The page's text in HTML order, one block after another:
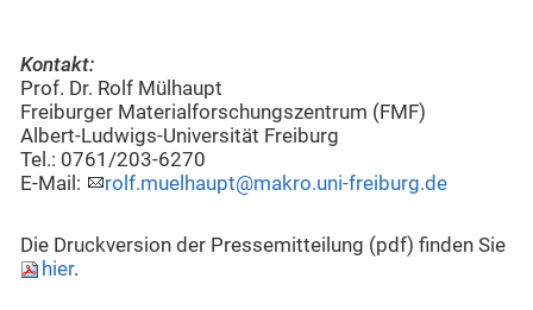
Kontakt:
Prof. Dr. Rolf Mülhaupt
Freiburger Materialforschungszentrum (FMF)
Albert-Ludwigs-Universität Freiburg
Tel.: 0761/203-6270
E-Mail:
rolf.muelhaupt@makro.uni-freiburg.de
Die Druckversion der Pressemitteilung (pdf) finden Sie
hier.